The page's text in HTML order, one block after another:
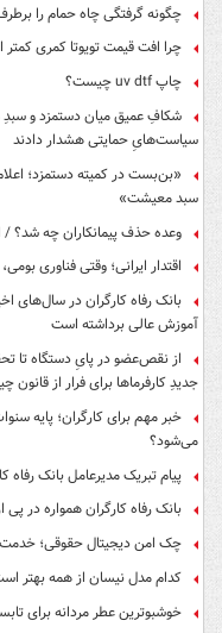
چگونه گرفتگی چاه حمام را
چرا افت قیمت تویوتا کمری
چاپ uv dtf چیست؟
شکافِ عمیق میان دستمزد و
سیاست‌هایِ حمایتی هشدار دادند
«بن‌بست در کمیته دستمزد؛
سبد معیشت»
وعده حذف پیمانکاران چه شد؟
اقتدار ایرانی؛ وقتی فناوری
بانک رفاه کارگران در سال‌های
آموزش عالی برداشته است
از نقص‌عضو در پایِ دستگاه تا
جدیدِ کارفرماها برای فرار از
خبر مهم برای کارگران؛ پایه
می‌شود؟
پیام تبریک مدیرعامل بانک رفاه
بانک رفاه کارگران همواره در
چک امن دیجیتال حقوقی؛ خدمت
کدام مدل نیسان از همه بهتر
خوشبوترین عطر مردانه برای